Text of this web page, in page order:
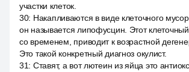
участки клеток.
30: Накапливаются в виде клеточного
он называется липофусцин. Этот
со временем, приводит к возрастной
Это такой конкретный диагноз окулист.
31: Ставят, а вот лютеин из яйца это